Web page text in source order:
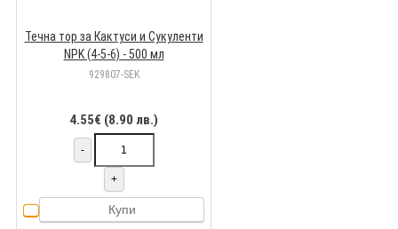
Течна тор за Кактуси и Сукуленти
NPK (4-5-6) - 500 мл
929807-SEK
4.55€ (8.90 лв.)
-
+
Купи